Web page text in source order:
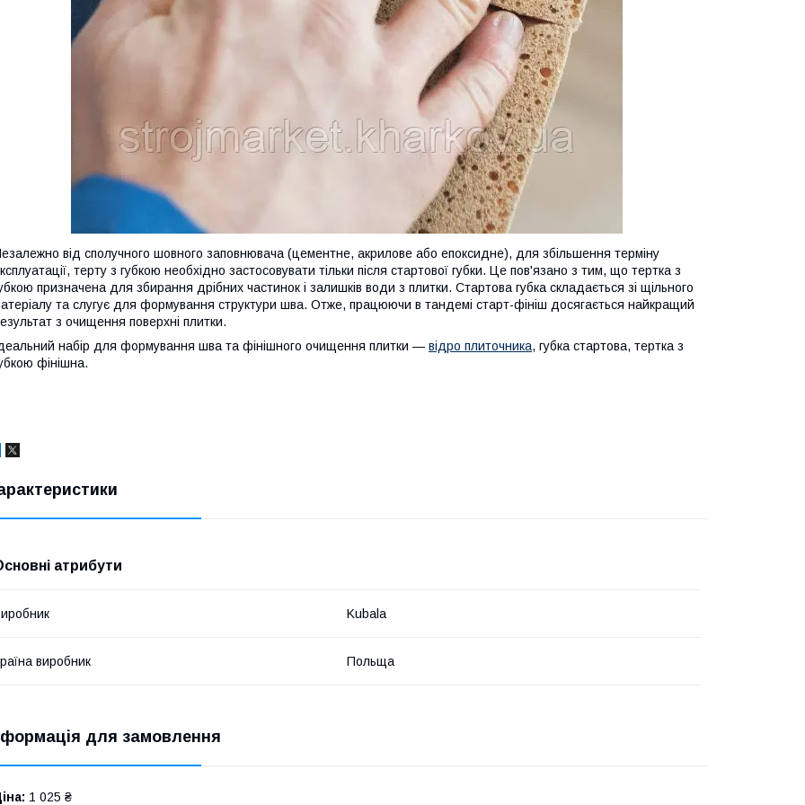
від сполучного шовного заповнювача (цементне, акрилове або епоксидне), для збільшення терміну
терту з губкою необхідно застосовувати тільки після стартової губки. Це пов'язано з тим, що тертка з
призначена для збирання дрібних частинок і залишків води з плитки. Стартова губка складається зі щільного
та слугує для формування структури шва. Отже, працюючи в тандемі старт-фініш досягається найкращий
з очищення поверхні плитки.
набір для формування шва та фінішного очищення плитки — відро плиточника, губка стартова, тертка з
фінішна.
атрибути
Kubala
виробник Польща
для замовлення
1 025 ₴